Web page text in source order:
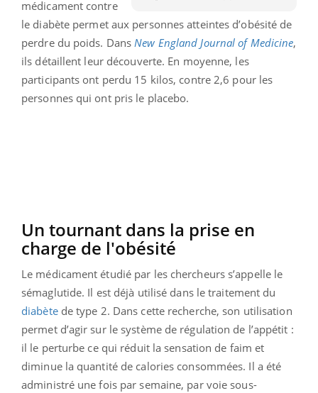
médicament contre
le diabète permet aux personnes atteintes d’obésité de
perdre du poids. DansNew England Journal of Medicine,
ils détaillent leur découverte. En moyenne, les
participants ont perdu 15 kilos, contre 2,6 pour les
personnes qui ont pris le placebo.
Un tournant dans la prise en
charge de l'obésité
Le médicament étudié par les chercheurs s’appelle le
sémaglutide. Il est déjà utilisé dans le traitement du
diabètede type 2. Dans cette recherche, son utilisation
permet d’agir sur le système de régulation de l’appétit :
il le perturbe ce qui réduit la sensation de faim et
diminue la quantité de calories consommées. Il a été
administré une fois par semaine, par voie sous-